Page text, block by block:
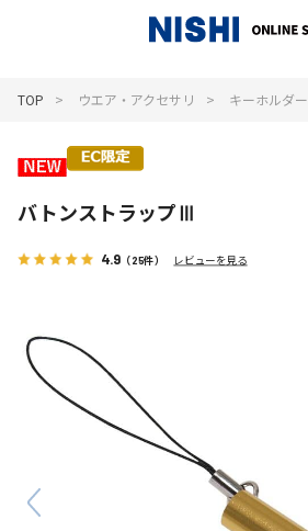
TOP ウエア・アクセサリ キーホルダー
バトンストラップⅢ
4.9 （25件） レビューを見る